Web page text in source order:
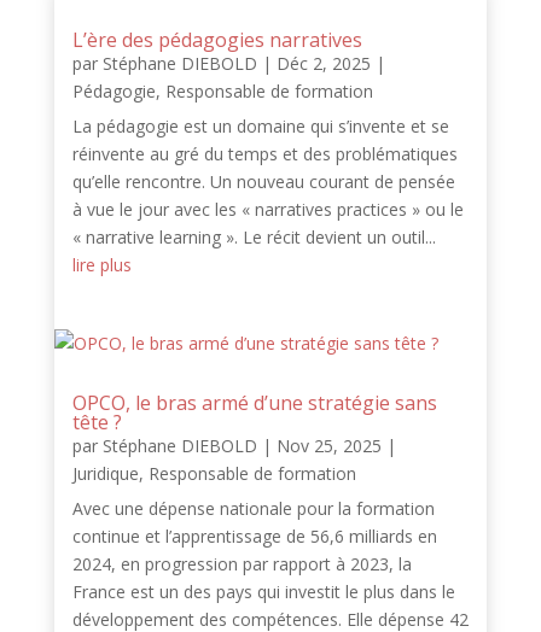
L’ère des pédagogies narratives
par Stéphane DIEBOLD | Déc 2, 2025 |
Pédagogie, Responsable de formation
La pédagogie est un domaine qui s’invente et se
réinvente au gré du temps et des problématiques
qu’elle rencontre. Un nouveau courant de pensée
à vue le jour avec les « narratives practices » ou le
« narrative learning ». Le récit devient un outil...
lire plus
OPCO, le bras armé d’une stratégie sans
tête ?
par Stéphane DIEBOLD | Nov 25, 2025 |
Juridique, Responsable de formation
Avec une dépense nationale pour la formation
continue et l’apprentissage de 56,6 milliards en
2024, en progression par rapport à 2023, la
France est un des pays qui investit le plus dans le
développement des compétences. Elle dépense 42